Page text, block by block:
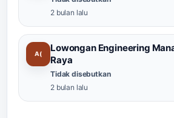
2 bulan lalu
A(
Lowongan Engineering
Raya
Tidak disebutkan
2 bulan lalu